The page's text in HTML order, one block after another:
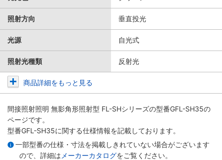
照射方向 垂直投光
光源 自光式
照射光種類 反射光
商品詳細をもっと見る
間接照射照明 無影角形照射型 FL-SHシリーズの型番GFL-SH35の
ページです。
型番GFL-SH35に関する仕様情報を記載しております。
一部型番の仕様・寸法を掲載しきれていない場合がございます
ので、詳細は メーカーカタログをご覧ください。